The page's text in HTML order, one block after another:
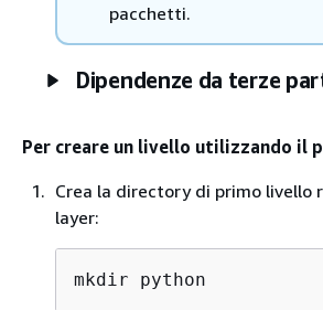
pacchetti.
Dipendenze da terze
Per creare un livello utilizzando il
Crea la directory di primo livello
layer:
mkdir python